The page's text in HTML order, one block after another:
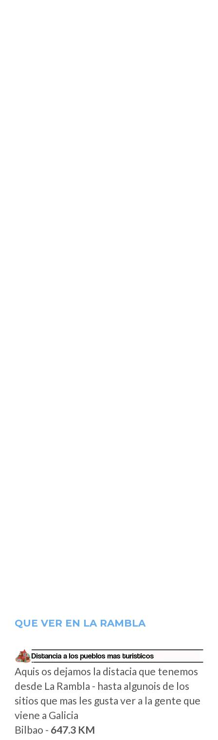
QUE VER EN LA RAMBLA
Aquis os dejamos la distacia que tenemos
desde La Rambla - hasta algunois de los
sitios que mas les gusta ver a la gente que
viene a Galicia
Bilbao - 647.3 KM